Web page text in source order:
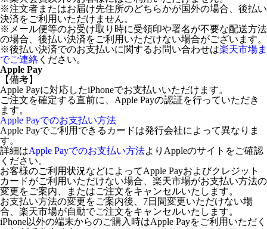
※注文者またはお届け先住所のどちらかが国外の場合、後払い
決済をご利用いただけません。
※メール便等のお受け取り時に受領印や署名が不要な配送方法
の場合、後払い決済をご利用いただけない場合がございます。
※後払い決済でのお支払いに関するお問い合わせは楽天市場ま
でご連絡 ください。
Apple Pay
【備考】
Apple Payに対応したiPhoneでお支払いいただけます。
ご注文を確定する直前に、Apple Payの認証を行っていただき
ます。
Apple Payでのお支払い方法
Apple Payでご利用できるカードは発行会社によって異なりま
す。
詳細はApple Payでのお支払い方法よりAppleのサイトをご確認
ください。
お客様のご利用状況などによってApple Payおよびクレジット
カードがご利用いただけない場合、楽天市場がお支払い方法の
変更をご案内、またはご注文をキャンセルいたします。
お支払い方法の変更をご案内後、7日間変更いただけない場
合、楽天市場が自動でご注文をキャンセルいたします。
iPhone以外の端末からのご購入時はApple Payをご利用いただく